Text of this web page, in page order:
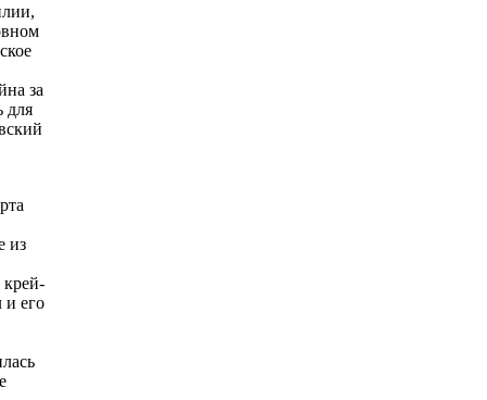
за
для
из
крей­
и его